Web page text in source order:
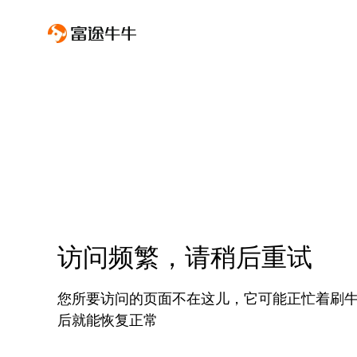
访问频繁，请稍后重试
您所要访问的页面不在这儿，它可能正忙着刷
后就能恢复正常